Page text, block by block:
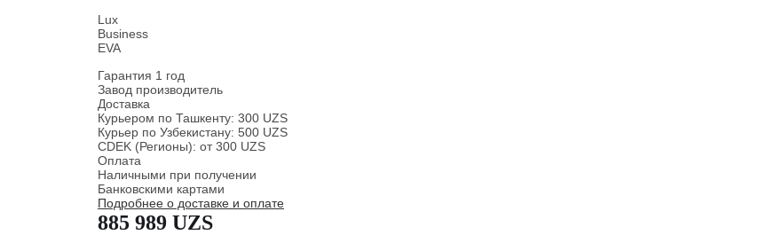
Lux
Business
EVA
Гарантия 1 год
Завод производитель
Доставка
Курьером по Ташкенту: 300 UZS
Курьер по Узбекистану: 500 UZS
CDEK (Регионы): от 300 UZS
Оплата
Наличными при получении
Банковскими картами
Подробнее о доставке и оплате
885 989 UZS